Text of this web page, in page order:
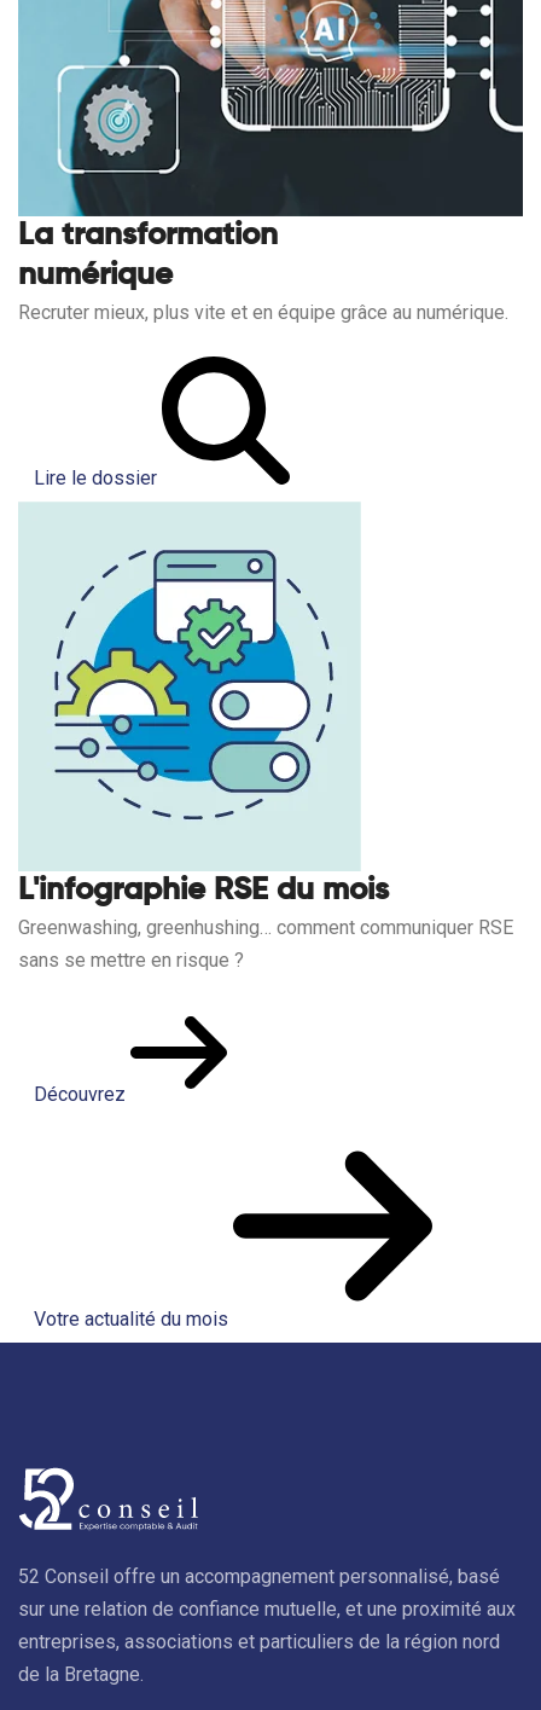
La transformation
numérique
Recruter mieux, plus vite et en équipe grâce au numérique.
Lire le dossier
L'infographie RSE du mois
Greenwashing, greenhushing… comment communiquer RSE
sans se mettre en risque ?
Découvrez
Votre actualité du mois
52 Conseil offre un accompagnement personnalisé, basé
sur une relation de confiance mutuelle, et une proximité aux
entreprises, associations et particuliers de la région nord
de la Bretagne.